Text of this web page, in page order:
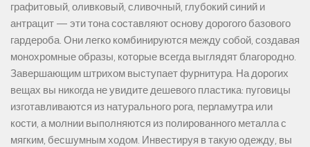
графитовый, оливковый, сливочный, глубокий синий и
антрацит — эти тона составляют основу дорогого базового
гардероба. Они легко комбинируются между собой, создавая
монохромные образы, которые всегда выглядят благородно.
Завершающим штрихом выступает фурнитура. На дорогих
вещах вы никогда не увидите дешевого пластика: пуговицы
изготавливаются из натурального рога, перламутра или
кости, а молнии выполняются из полированного металла с
мягким, бесшумным ходом. Инвестируя в такую одежду, вы